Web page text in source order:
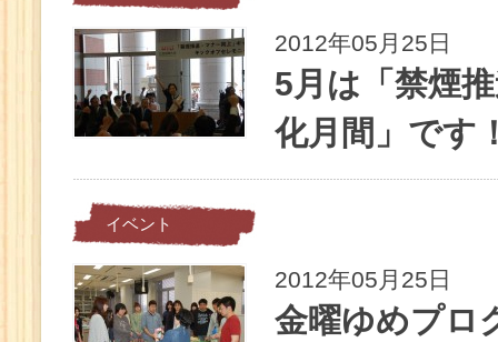
2012年05月25日
5月は「禁煙
化月間」です
イベント
2012年05月25日
金曜ゆめプロ